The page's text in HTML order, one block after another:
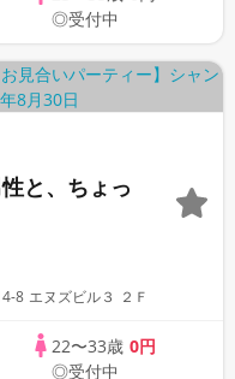
◎受付中
と、ちょっ
8 エヌズビル３ ２Ｆ
22〜33歳 0円
◎受付中